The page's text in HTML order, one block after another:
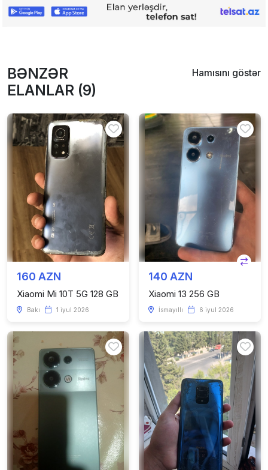
BƏNZƏR
ELANLAR (9)
Hamısını göstər
160 AZN
Xiaomi Mi 10T 5G 128 GB
Bakı 1 iyul 2026
140 AZN
Xiaomi 13 256 GB
İsmayıllı 6 iyul 2026